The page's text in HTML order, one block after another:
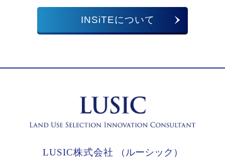
INSiTEについて
LUSIC株式会社 （ルーシック）